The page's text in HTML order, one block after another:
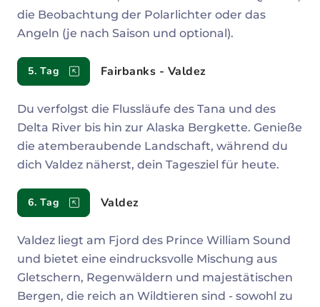
die Beobachtung der Polarlichter oder das
Angeln (je nach Saison und optional).
5. Tag Fairbanks - Valdez
Du verfolgst die Flussläufe des Tana und des
Delta River bis hin zur Alaska Bergkette. Genieße
die atemberaubende Landschaft, während du
dich Valdez näherst, dein Tagesziel für heute.
6. Tag Valdez
Valdez liegt am Fjord des Prince William Sound
und bietet eine eindrucksvolle Mischung aus
Gletschern, Regenwäldern und majestätischen
Bergen, die reich an Wildtieren sind - sowohl zu